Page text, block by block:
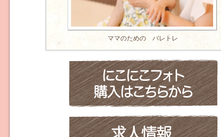
ママのための バレトレ